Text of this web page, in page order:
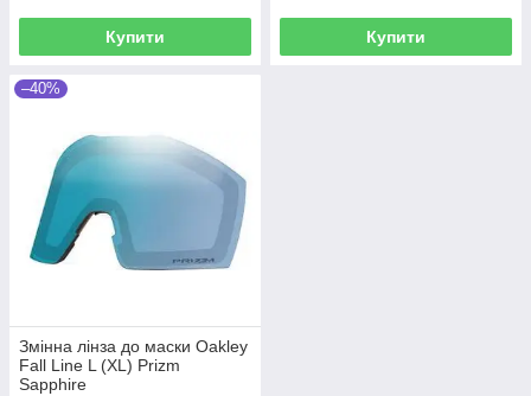
Купити Купити
–40%
Змінна лінза до маски Oakley
Fall Line L (XL) Prizm
Sapphire